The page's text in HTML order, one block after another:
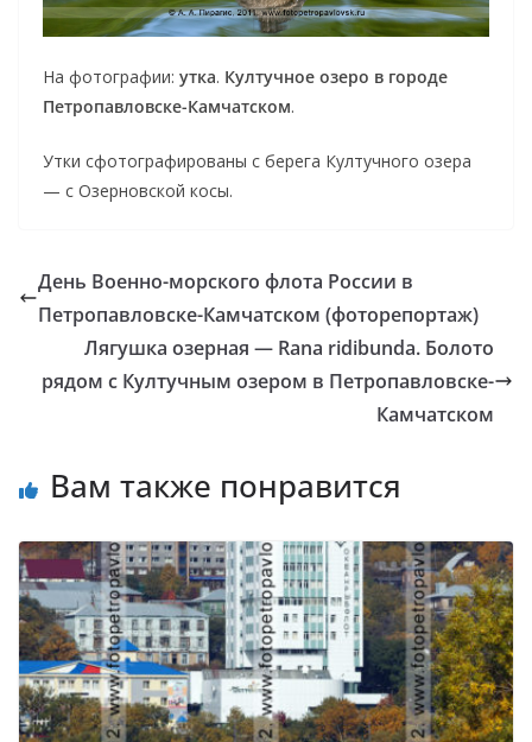
На фотографии: утка. Култучное озеро в городе
Петропавловске-Камчатском.
Утки сфотографированы с берега Култучного озера
— с Озерновской косы.
День Военно-морского флота России в
Петропавловске-Камчатском (фоторепортаж)
Лягушка озерная — Rana ridibunda. Болото
рядом с Култучным озером в Петропавловске-
Камчатском
Вам также понравится